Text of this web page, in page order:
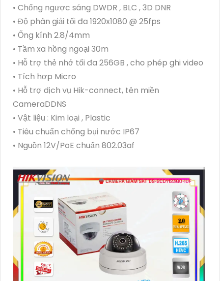
• Chống ngược sáng DWDR , BLC , 3D DNR
• Độ phân giải tối đa 1920x1080 @ 25fps
• Ống kính 2.8/4mm
• Tầm xa hồng ngoại 30m
• Hỗ trợ thẻ nhớ tối đa 256GB , cho phép ghi video
• Tích hợp Micro
• Hỗ trợ dịch vụ Hik-connect, tên miền
CameraDDNS
• Vật liệu : Kim loại , Plastic
• Tiêu chuẩn chống bụi nước IP67
• Nguồn 12V/PoE chuẩn 802.03af